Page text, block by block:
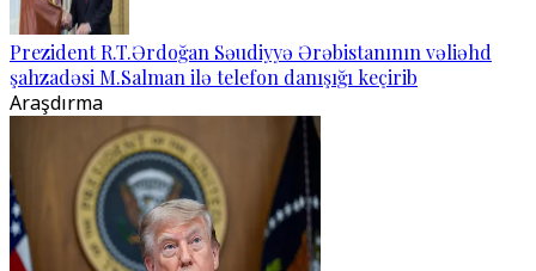
Prezident R.T.Ərdoğan Səudiyyə Ərəbistanının vəliəhd
şahzadəsi M.Salman ilə telefon danışığı keçirib
Araşdırma